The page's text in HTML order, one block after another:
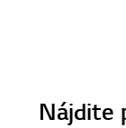
Nájdite